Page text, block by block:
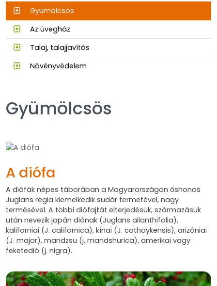
Gyümölcsös
Az üvegház
Talaj, talajjavítás
Növényvédelem
Gyümölcsös
A diófa
A diófák népes táborában a Magyarországon őshonos
Juglans regia kiemelkedik sudár termetével, nagy
termésével. A többi diófajtát elterjedésük, származásuk
után nevezik japán diónak (Juglans ailanthifolia),
kaliforniai (J. californica), kínai (J. cathaykensis), arizóniai
(J. major), mandzsu (j. mandshurica), amerikai vagy
feketedió (j. nigra).